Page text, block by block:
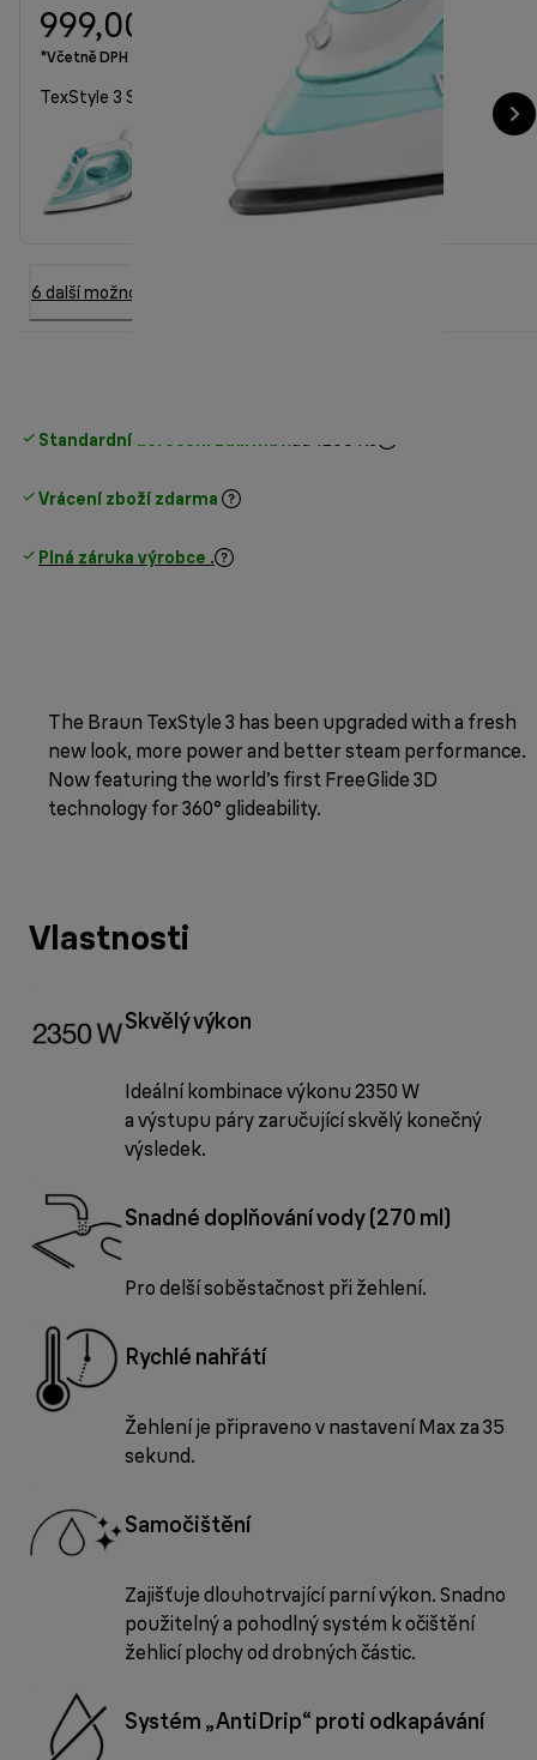
999,00 Kč
*Včetně DPH
TexStyle 3 Steam iron SI 3043 Green
6 další možnost
Standardní doručení zdarma nad 1200 Kč
Vrácení zboží zdarma
Plná záruka výrobce .
The Braun TexStyle 3 has been upgraded with a fresh
new look, more power and better steam performance.
Now featuring the world’s first FreeGlide 3D
technology for 360° glideability.
Vlastnosti
Skvělý výkon
Ideální kombinace výkonu 2350 W
a výstupu páry zaručující skvělý konečný
výsledek.
Snadné doplňování vody (270 ml)
Pro delší soběstačnost při žehlení.
Rychlé nahřátí
Žehlení je připraveno v nastavení Max za 35
sekund.
Samočištění
Zajišťuje dlouhotrvající parní výkon. Snadno
použitelný a pohodlný systém k očištění
žehlicí plochy od drobných částic.
Systém „AntiDrip“ proti odkapávání